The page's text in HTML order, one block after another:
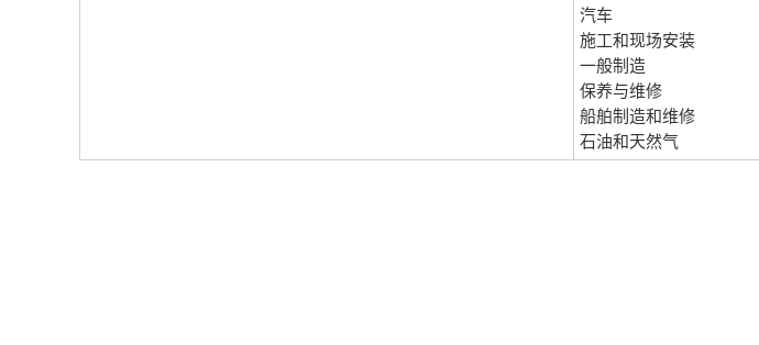
汽车
施工和现场安装
一般制造
保养与维修
船舶制造和维修
石油和天然气